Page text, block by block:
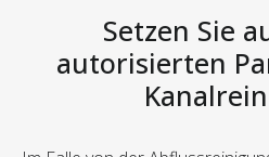
Setzen Sie
autorisierten